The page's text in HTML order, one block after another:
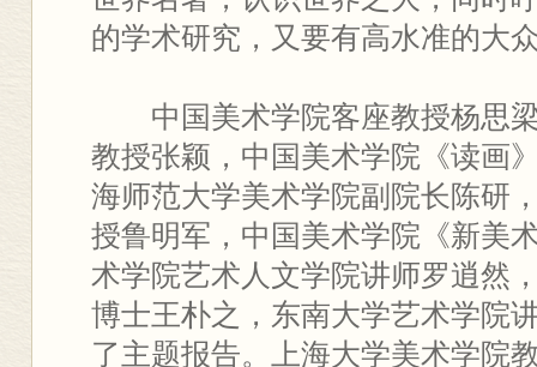
的学术研究，又要有高水准的大
中国美术学院客座教授杨思
教授张颖，中国美术学院《读画
海师范大学美术学院副院长陈研
授鲁明军，中国美术学院《新美
术学院艺术人文学院讲师罗逍然
博士王朴之，东南大学艺术学院
了主题报告。上海大学美术学院